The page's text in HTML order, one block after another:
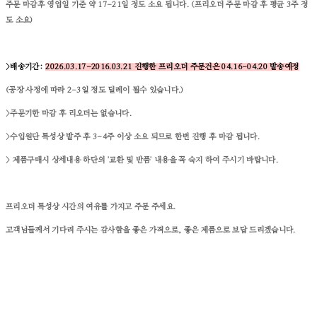
주문 마감후 영업일 기준 약 17-21일 정도 소요 됩니다. (프리오더 주문 마감 후 평균 3주 정
도 소요)
>배송기간: 2026.03.17-2016.03.21 진행한 프리오더 주문건은 04.16-04.20 발송예정
(공장 사정에 따라 2-3일 정도 딜레이 될수 있습니다.)
>주문기한 마감 후 리오더는 없습니다.
>수입원단 특성상 발주 후 3-4주 이상 소요 되므로 한번 진행 후 마감 됩니다.
> 제품구매시 상세내용 하단의 '교환 및 반품' 내용을 꼭 숙지 하여 주시기 바랍니다.
프리오더 특성상 시간의 여유를 가지고 주문 주세요.
고객님들께서 기다려 주시는 감사함을 좋은 가격으로, 좋은 제품으로 보답 드리겠습니다.